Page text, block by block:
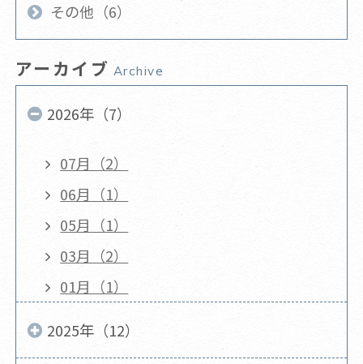
その他（6）
アーカイブ Archive
2026年（7）
07月（2）
06月（1）
05月（1）
03月（2）
01月（1）
2025年（12）